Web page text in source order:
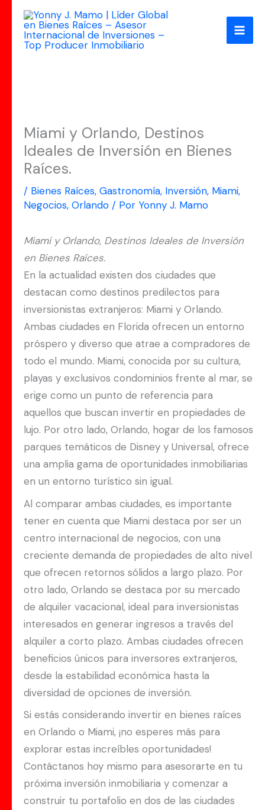
contenido
Miami y Orlando, Destinos
Ideales de Inversión en Bienes
Raíces.
/ Bienes Raíces, Gastronomía, Inversión, Miami,
Negocios, Orlando / Por Yonny J. Mamo
Miami y Orlando, Destinos Ideales de Inversión
en Bienes Raíces.
En la actualidad existen dos ciudades que
destacan como destinos predilectos para
inversionistas extranjeros: Miami y Orlando.
Ambas ciudades en Florida ofrecen un entorno
próspero y diverso que atrae a compradores de
todo el mundo. Miami, conocida por su cultura,
playas y exclusivos condominios frente al mar, se
erige como un punto de referencia para
aquellos que buscan invertir en propiedades de
lujo. Por otro lado, Orlando, hogar de los famosos
parques temáticos de Disney y Universal, ofrece
una amplia gama de oportunidades inmobiliarias
en un entorno turístico sin igual.
Al comparar ambas ciudades, es importante
tener en cuenta que Miami destaca por ser un
centro internacional de negocios, con una
creciente demanda de propiedades de alto nivel
que ofrecen retornos sólidos a largo plazo. Por
otro lado, Orlando se destaca por su mercado
de alquiler vacacional, ideal para inversionistas
interesados en generar ingresos a través del
alquiler a corto plazo. Ambas ciudades ofrecen
beneficios únicos para inversores extranjeros,
desde la estabilidad económica hasta la
diversidad de opciones de inversión.
Si estás considerando invertir en bienes raíces
en Orlando o Miami, ¡no esperes más para
explorar estas increíbles oportunidades!
Contáctanos hoy mismo para asesorarte en tu
próxima inversión inmobiliaria y comenzar a
construir tu portafolio en dos de las ciudades